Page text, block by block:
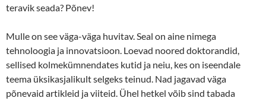
teravik seada? Põnev!
Mulle on see väga-väga huvitav. Seal on aine nimega
tehnoloogia ja innovatsioon. Loevad noored doktorandid,
sellised kolmekümnendates kutid ja neiu, kes on iseendale
teema üksikasjalikult selgeks teinud. Nad jagavad väga
põnevaid artikleid ja viiteid. Ühel hetkel võib sind tabada